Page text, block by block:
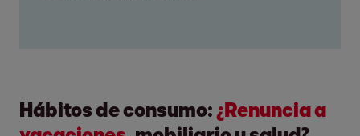
Hábitos de consumo: ¿Renuncia a